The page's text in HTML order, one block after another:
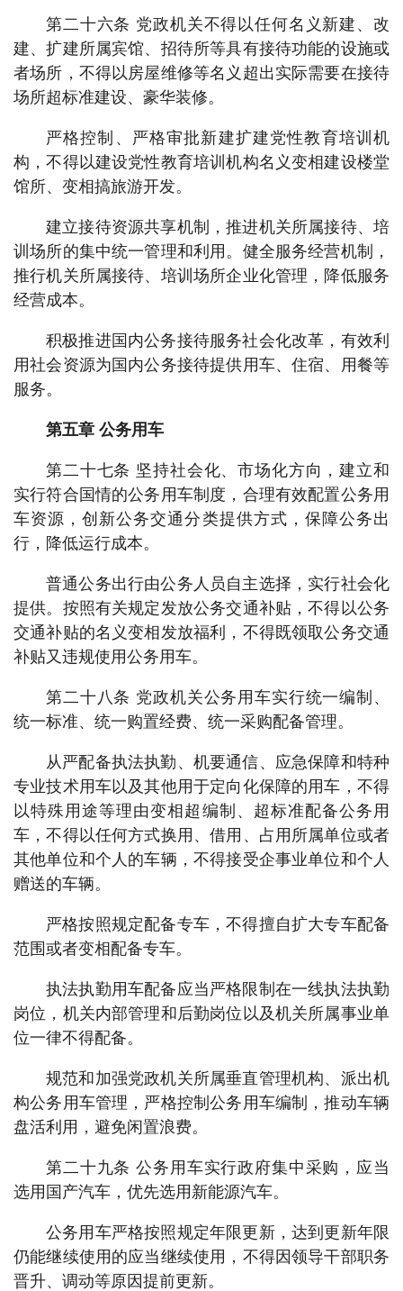
第二十六条 党政机关不得以任何名义新建、改
建、扩建所属宾馆、招待所等具有接待功能的设施或
者场所，不得以房屋维修等名义超出实际需要在接待
场所超标准建设、豪华装修。
严格控制、严格审批新建扩建党性教育培训机
构，不得以建设党性教育培训机构名义变相建设楼堂
馆所、变相搞旅游开发。
建立接待资源共享机制，推进机关所属接待、培
训场所的集中统一管理和利用。健全服务经营机制，
推行机关所属接待、培训场所企业化管理，降低服务
经营成本。
积极推进国内公务接待服务社会化改革，有效利
用社会资源为国内公务接待提供用车、住宿、用餐等
服务。
第五章 公务用车
第二十七条 坚持社会化、市场化方向，建立和
实行符合国情的公务用车制度，合理有效配置公务用
车资源，创新公务交通分类提供方式，保障公务出
行，降低运行成本。
普通公务出行由公务人员自主选择，实行社会化
提供。按照有关规定发放公务交通补贴，不得以公务
交通补贴的名义变相发放福利，不得既领取公务交通
补贴又违规使用公务用车。
第二十八条 党政机关公务用车实行统一编制、
统一标准、统一购置经费、统一采购配备管理。
从严配备执法执勤、机要通信、应急保障和特种
专业技术用车以及其他用于定向化保障的用车，不得
以特殊用途等理由变相超编制、超标准配备公务用
车，不得以任何方式换用、借用、占用所属单位或者
其他单位和个人的车辆，不得接受企事业单位和个人
赠送的车辆。
严格按照规定配备专车，不得擅自扩大专车配备
范围或者变相配备专车。
执法执勤用车配备应当严格限制在一线执法执勤
岗位，机关内部管理和后勤岗位以及机关所属事业单
位一律不得配备。
规范和加强党政机关所属垂直管理机构、派出机
构公务用车管理，严格控制公务用车编制，推动车辆
盘活利用，避免闲置浪费。
第二十九条 公务用车实行政府集中采购，应当
选用国产汽车，优先选用新能源汽车。
公务用车严格按照规定年限更新，达到更新年限
仍能继续使用的应当继续使用，不得因领导干部职务
晋升、调动等原因提前更新。